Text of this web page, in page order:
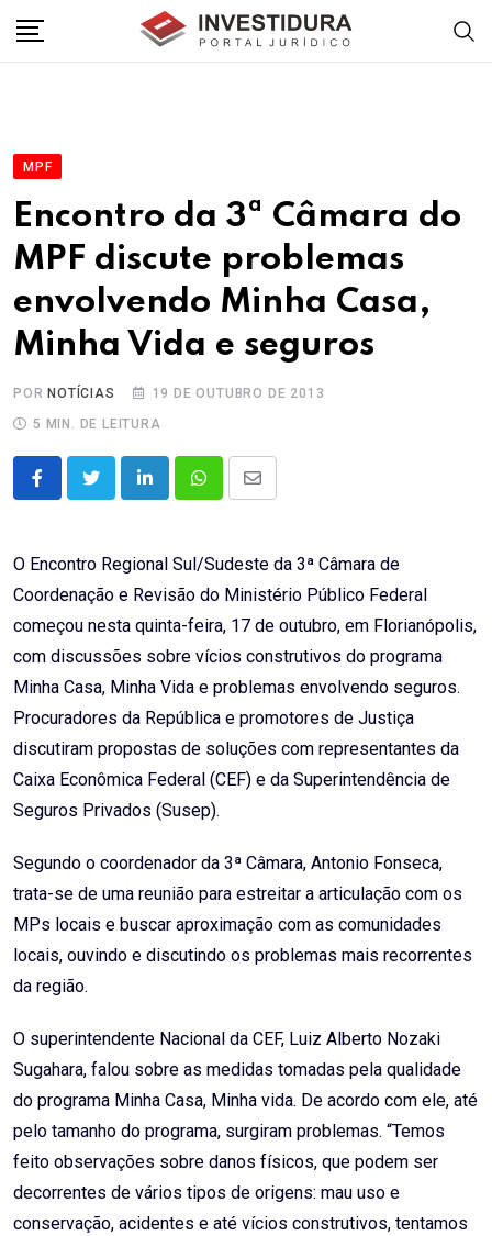
MPF
Encontro da 3ª Câmara do
MPF discute problemas
envolvendo Minha Casa,
Minha Vida e seguros
POR NOTÍCIAS
19 DE OUTUBRO DE 2013
5 MIN. DE LEITURA
LinkedInWhatsappShare
Email
O Encontro Regional Sul/Sudeste da 3ª Câmara de
Coordenação e Revisão do Ministério Público Federal
começou nesta quinta-feira, 17 de outubro, em Florianópolis,
com discussões sobre vícios construtivos do programa
Minha Casa, Minha Vida e problemas envolvendo seguros.
Procuradores da República e promotores de Justiça
discutiram propostas de soluções com representantes da
Caixa Econômica Federal (CEF) e da Superintendência de
Seguros Privados (Susep).
Segundo o coordenador da 3ª Câmara, Antonio Fonseca,
trata-se de uma reunião para estreitar a articulação com os
MPs locais e buscar aproximação com as comunidades
locais, ouvindo e discutindo os problemas mais recorrentes
da região.
O superintendente Nacional da CEF, Luiz Alberto Nozaki
Sugahara, falou sobre as medidas tomadas pela qualidade
do programa Minha Casa, Minha vida. De acordo com ele, até
pelo tamanho do programa, surgiram problemas. “Temos
feito observações sobre danos físicos, que podem ser
decorrentes de vários tipos de origens: mau uso e
conservação, acidentes e até vícios construtivos, tentamos